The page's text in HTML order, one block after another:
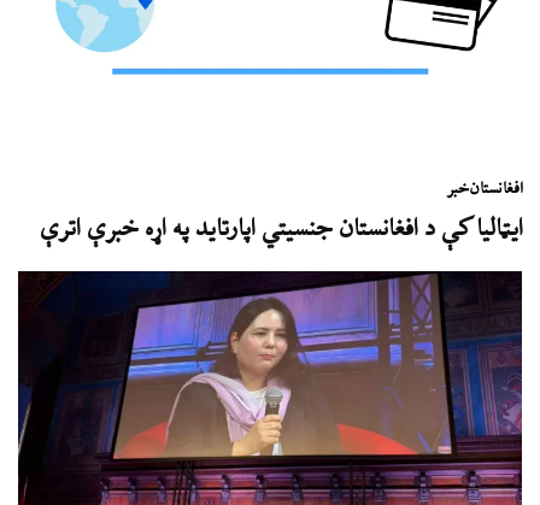
افغانستانخبر
ایټالیا کې د افغانستان جنسیتي اپارتاید په اړه خبرې اترې